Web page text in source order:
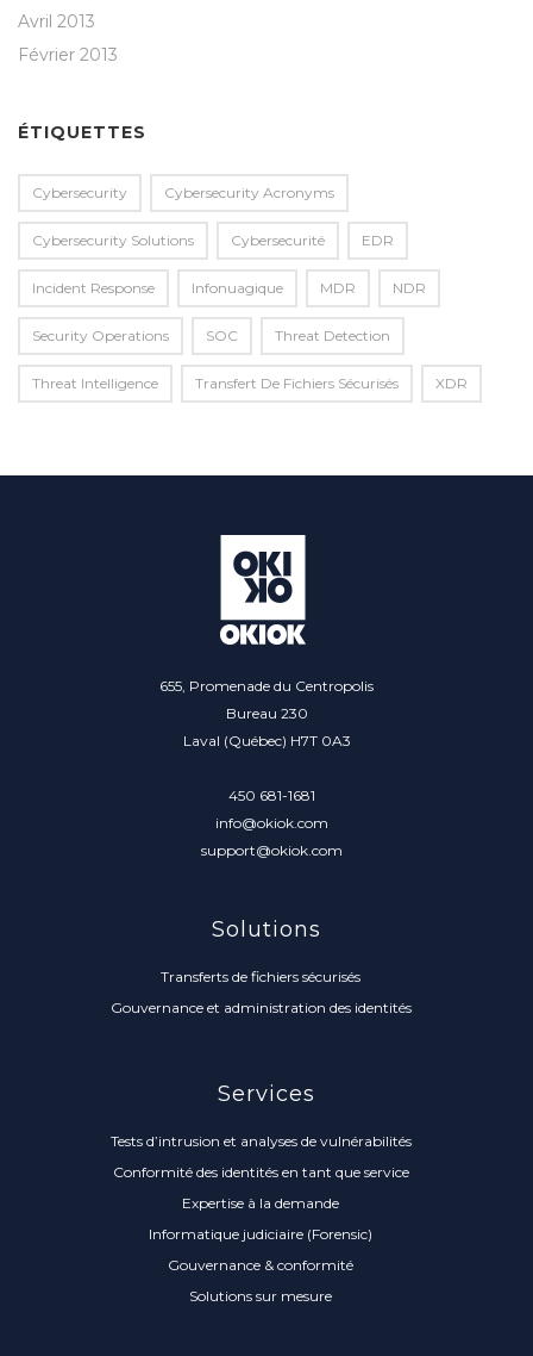
Avril 2013
Février 2013
ÉTIQUETTES
Cybersecurity Cybersecurity Acronyms
Cybersecurity Solutions Cybersecurité EDR
Incident Response Infonuagique MDR NDR
Security Operations SOC Threat Detection
Threat Intelligence Transfert De Fichiers Sécurisés XDR
655, Promenade du Centropolis
Bureau 230
Laval (Québec) H7T 0A3
450 681-1681
info@okiok.com
support@okiok.com
Solutions
Transferts de fichiers sécurisés
Gouvernance et administration des identités
Services
Tests d’intrusion et analyses de vulnérabilités
Conformité des identités en tant que service
Expertise à la demande
Informatique judiciaire (Forensic)
Gouvernance & conformité
Solutions sur mesure